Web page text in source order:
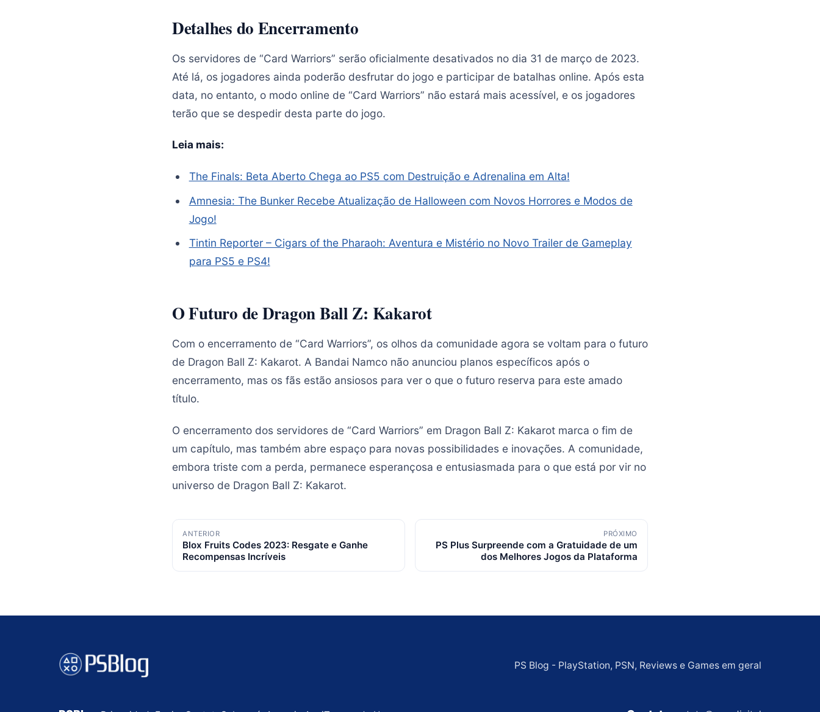
Detalhes do Encerramento
Os servidores de “Card Warriors” serão oficialmente desativados no dia 31 de março de 2023.
Até lá, os jogadores ainda poderão desfrutar do jogo e participar de batalhas online. Após esta
data, no entanto, o modo online de “Card Warriors” não estará mais acessível, e os jogadores
terão que se despedir desta parte do jogo.
Leia mais:
The Finals: Beta Aberto Chega ao PS5 com Destruição e Adrenalina em Alta!
Amnesia: The Bunker Recebe Atualização de Halloween com Novos Horrores e Modos de
Jogo!
Tintin Reporter – Cigars of the Pharaoh: Aventura e Mistério no Novo Trailer de Gameplay
para PS5 e PS4!
O Futuro de Dragon Ball Z: Kakarot
Com o encerramento de “Card Warriors”, os olhos da comunidade agora se voltam para o futuro
de Dragon Ball Z: Kakarot. A Bandai Namco não anunciou planos específicos após o
encerramento, mas os fãs estão ansiosos para ver o que o futuro reserva para este amado
título.
O encerramento dos servidores de “Card Warriors” em Dragon Ball Z: Kakarot marca o fim de
um capítulo, mas também abre espaço para novas possibilidades e inovações. A comunidade,
embora triste com a perda, permanece esperançosa e entusiasmada para o que está por vir no
universo de Dragon Ball Z: Kakarot.
Navegação
de
posts
ANTERIOR
Blox Fruits Codes 2023: Resgate e Ganhe
Recompensas Incríveis
PRÓXIMO
PS Plus Surpreende com a Gratuidade de um
dos Melhores Jogos da Plataforma
PS Blog - PlayStation, PSN, Reviews e Games em geral